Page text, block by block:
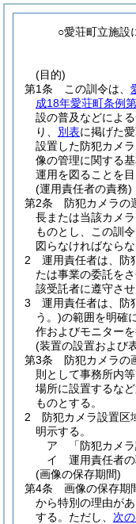
○愛荘町立施設
(目的)
第1条
この訓令は、
成18年愛荘町条例
設の普及などによ
り、 別表に掲げた
設置した防犯カメ
像の管理に関する
運用を図ることを目
(運用責任者の責務)
第2条
防犯カメラの
長または当該カメ
ものとし、この訓
図らなければならな
2
運用責任者は、防
たは事業の委託を
該受託者に遵守さ
3
運用責任者は、防
う。)の範囲を明確
作およびモニター
(装置の設置および
第3条
防犯カメラの
則として事務所内
場所に設置するな
ものとする。
2
防犯カメラ設置区
明示する。
ア 「防犯カメラ
イ 運用責任者の
(画像の保存期間)
第4条
画像の保存期
から特別の理由が
する。 ただし、 次